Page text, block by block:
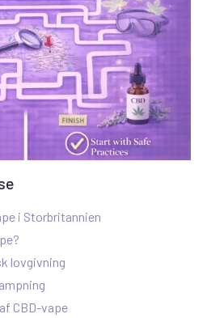
i Storbritannien
lovgivning
CBD-vape